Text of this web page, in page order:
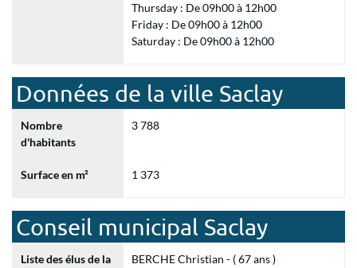
Thursday : De 09h00 à 12h00
Friday : De 09h00 à 12h00
Saturday : De 09h00 à 12h00
Données de la ville Saclay
Nombre
d'habitants
3 788
Surface en m² 1 373
Conseil municipal Saclay
Liste des élus de la
BERCHE Christian - ( 67 ans )